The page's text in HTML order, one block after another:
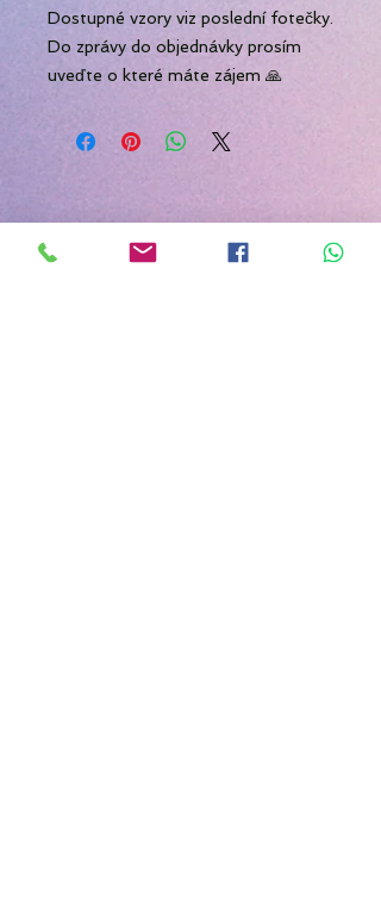
Dostupné vzory viz poslední fotečky.
Do zprávy do objednávky prosím
uveďte o které máte zájem 🙏